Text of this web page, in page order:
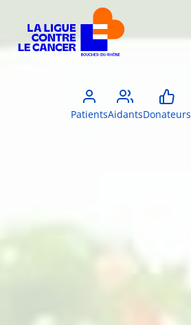
PatientsAidantsDonateurs